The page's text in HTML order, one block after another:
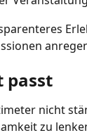
passt
nicht
zu